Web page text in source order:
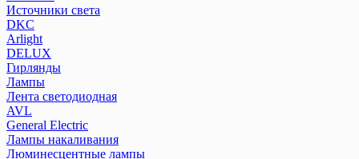
Источники света
DKC
Arlight
DELUX
Гирлянды
Лампы
Лента светодиодная
AVL
General Electric
Лампы накаливания
Люминесцентные лампы